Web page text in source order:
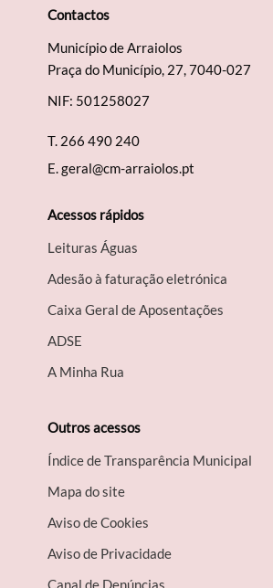
Contactos
Município de Arraiolos
Praça do Município, 27, 7040-027
NIF: 501258027
T. 266 490 240
E.geral@cm-arraiolos.pt
Acessos rápidos
Leituras Águas
Adesão à faturação eletrónica
Caixa Geral de Aposentações
A​DSE
A Minha Rua
Outros acessos
Índice de Transparência Municipal
Mapa do site
Aviso de Cookies
Aviso de Privacidade
Canal de Denúncias